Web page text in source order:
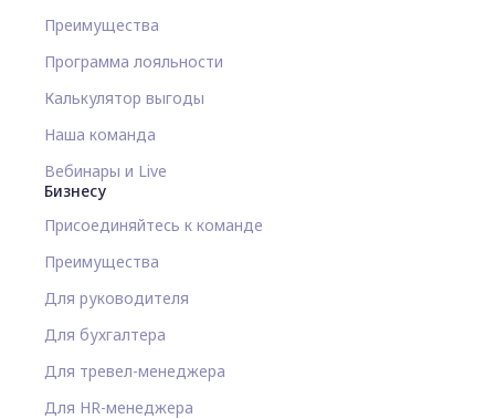
Преимущества
Программа лояльности
Калькулятор выгоды
Наша команда
Вебинары и Live
Бизнесу
Присоединяйтесь к команде
Преимущества
Для руководителя
Для бухгалтера
Для тревел-менеджера
Для HR-менеджера